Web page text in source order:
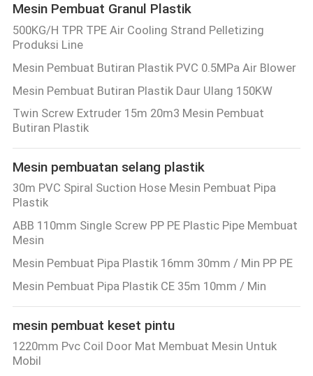
KEBIJAKAN
PRIVASI
Mesin Pembuat Granul Plastik
500KG/H TPR TPE Air Cooling Strand Pelletizing
Produksi Line
Mesin Pembuat Butiran Plastik PVC 0.5MPa Air Blower
Mesin Pembuat Butiran Plastik Daur Ulang 150KW
Twin Screw Extruder 15m 20m3 Mesin Pembuat
Butiran Plastik
Mesin pembuatan selang plastik
30m PVC Spiral Suction Hose Mesin Pembuat Pipa
Plastik
ABB 110mm Single Screw PP PE Plastic Pipe Membuat
Mesin
Mesin Pembuat Pipa Plastik 16mm 30mm / Min PP PE
Mesin Pembuat Pipa Plastik CE 35m 10mm / Min
mesin pembuat keset pintu
1220mm Pvc Coil Door Mat Membuat Mesin Untuk
Mobil